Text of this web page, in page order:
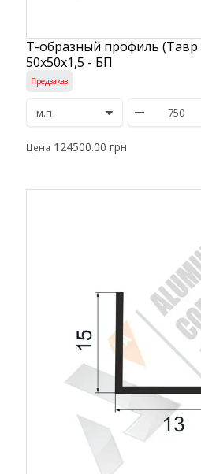
Т-образный профиль
50х50х1,5 - БП
Предзаказ
Цена 124500.00 грн